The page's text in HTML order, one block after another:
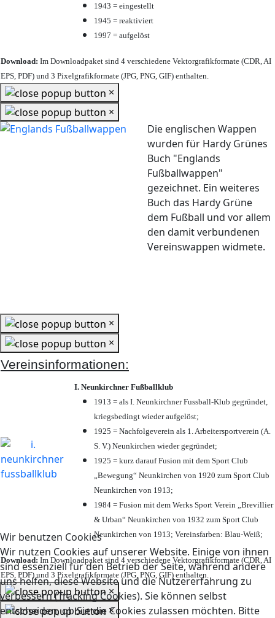
Wir benutzen Cookies
Wir nutzen Cookies auf unserer Website. Einige von ihnen
sind essenziell für den Betrieb der Seite, während andere
uns helfen, diese Website und die Nutzererfahrung zu
verbessern (Tracking Cookies). Sie können selbst
entscheiden, ob Sie die Cookies zulassen möchten. Bitte
1943 = eingestellt
1945 = reaktiviert
1997 = aufgelöst
Download: Im Downloadpaket sind 4 verschiedene Vektorgrafikformate (CDR, AI
EPS, PDF) und 3 Pixelgrafikformate (JPG, PNG, GIF) enthalten.
×
×
Die englischen Wappen
wurden für Hardy Grünes
Buch "Englands
Fußballwappen"
gezeichnet. Ein weiteres
Buch das Hardy Grüne
dem Fußball und vor allem
den damit verbundenen
Vereinswappen widmete.
×
×
Vereinsinformationen:
I. Neunkirchner Fußballklub
1913 = als I. Neunkirchner Fussball-Klub gegründet,
kriegsbedingt wieder aufgelöst;
1925 = Nachfolgeverein als 1. Arbeitersportverein (A.
S. V.) Neunkirchen wieder gegründet;
1925 = kurz darauf Fusion mit dem Sport Club
„Bewegung“ Neunkirchen von 1920 zum Sport Club
Neunkirchen von 1913;
1984 = Fusion mit dem Werks Sport Verein „Brevillier
& Urban“ Neunkirchen von 1932 zum Sport Club
Neunkirchen von 1913; Vereinsfarben: Blau-Weiß;
Download: Im Downloadpaket sind 4 verschiedene Vektorgrafikformate (CDR, AI
EPS, PDF) und 3 Pixelgrafikformate (JPG, PNG, GIF) enthalten.
×
×